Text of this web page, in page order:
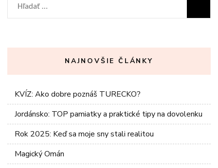
Hľadať:
NAJNOVŠIE ČLÁNKY
KVÍZ: Ako dobre poznáš TURECKO?
Jordánsko: TOP pamiatky a praktické tipy na dovolenku
Rok 2025: Keď sa moje sny stali realitou
Magický Omán